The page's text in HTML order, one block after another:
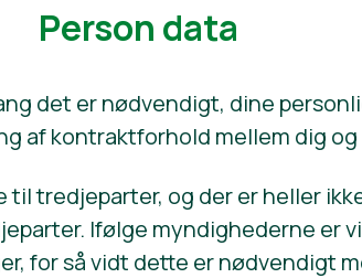
Person data
det er nødvendigt, dine
af kontraktforhold mellem dig og
til tredjeparter, og der er heller
Ifølge myndighederne er
for så vidt dette er nødvendigt